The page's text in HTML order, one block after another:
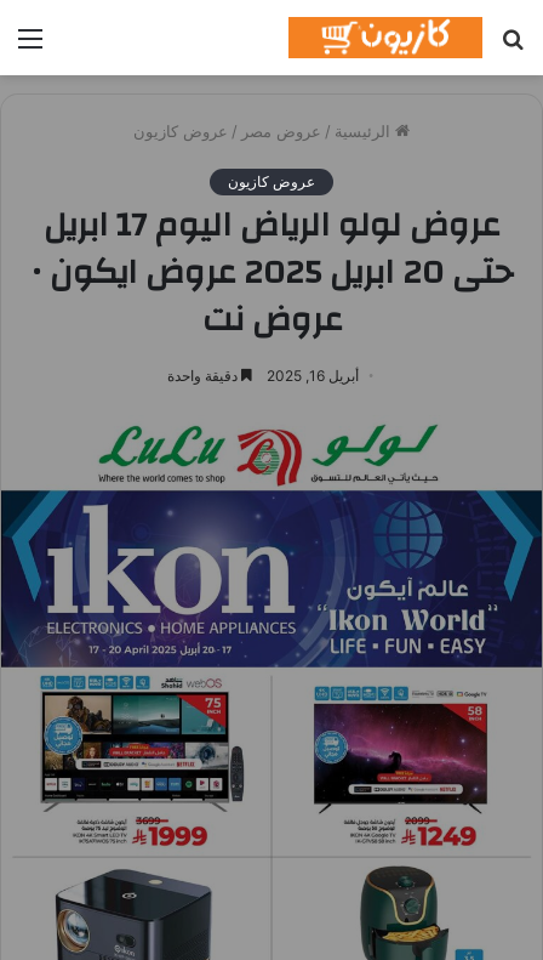
عن
الرئيسية / عروض مصر / عروض كازيون
عروض كازيون
عروض لولو الرياض اليوم 17 ابريل
حتى 20 ابريل 2025 عروض ايكون •
عروض نت
أبريل 16, 2025 دقيقة واحدة